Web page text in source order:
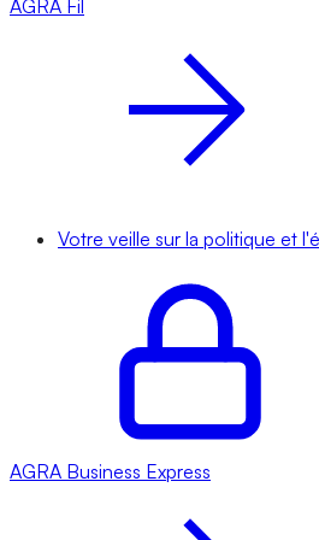
AGRA Fil
Votre veille sur la politique et
AGRA Business Express